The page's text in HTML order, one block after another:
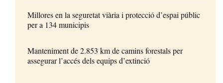
Millores en la seguretat viària i protecció d’espai públic
per a 134 municipis
Manteniment de 2.853 km de camins forestals per
assegurar l’accés dels equips d’extinció